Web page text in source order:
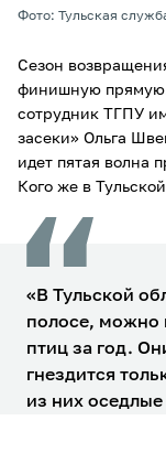
Фото: Тульская
Сезон
финишную
сотрудник ТГПУ
засеки» Ольга
идет пятая волна
Кого же в
«В Тульской
полосе, можно
птиц за год.
гнездится
из них оседлые